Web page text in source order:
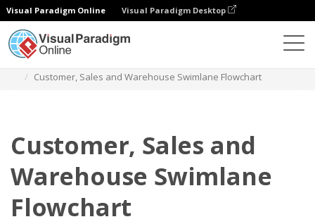
Visual Paradigm Online Visual Paradigm Desktop
Customer, Sales and Warehouse Swimlane Flowchart
Customer, Sales and
Warehouse Swimlane
Flowchart